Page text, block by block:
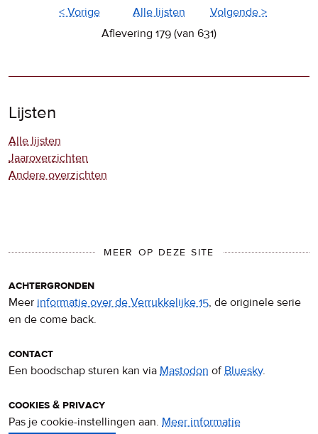
< Vorige Alle lijsten
Volgende >
Aflevering 179 (van 631)
Lijsten
Alle lijsten
Jaaroverzichten
Andere overzichten
MEER OP DEZE SITE
achtergronden
Meer informatie over de Verrukkelijke 15, de originele serie
en de come back.
contact
Een boodschap sturen kan via Mastodon of Bluesky.
cookies & privacy
Pas je cookie-instellingen aan. Meer informatie